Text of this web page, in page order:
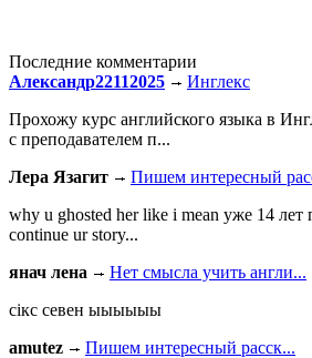
Последние комментарии
Александр22112025
Инглекс
Прохожу курс английского языка в
с преподавателем п...
Лера Язагит
Пишем интересный
why u ghosted her like i mean уже 14
continue ur story...
янач лена
Нет смысла учить англи...
сiкс севен ыыыыыы
amutez
Пишем интересный расск...